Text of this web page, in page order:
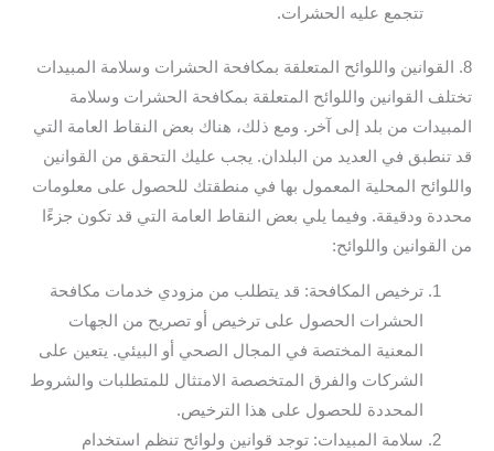
تتجمع عليه الحشرات.
8. القوانين واللوائح المتعلقة بمكافحة الحشرات وسلامة المبيدات
تختلف القوانين واللوائح المتعلقة بمكافحة الحشرات وسلامة
المبيدات من بلد إلى آخر. ومع ذلك، هناك بعض النقاط العامة التي
قد تنطبق في العديد من البلدان. يجب عليك التحقق من القوانين
واللوائح المحلية المعمول بها في منطقتك للحصول على معلومات
محددة ودقيقة. وفيما يلي بعض النقاط العامة التي قد تكون جزءًا
من القوانين واللوائح:
ترخيص المكافحة: قد يتطلب من مزودي خدمات مكافحة
الحشرات الحصول على ترخيص أو تصريح من الجهات
المعنية المختصة في المجال الصحي أو البيئي. يتعين على
الشركات والفرق المتخصصة الامتثال للمتطلبات والشروط
المحددة للحصول على هذا الترخيص.
سلامة المبيدات: توجد قوانين ولوائح تنظم استخدام